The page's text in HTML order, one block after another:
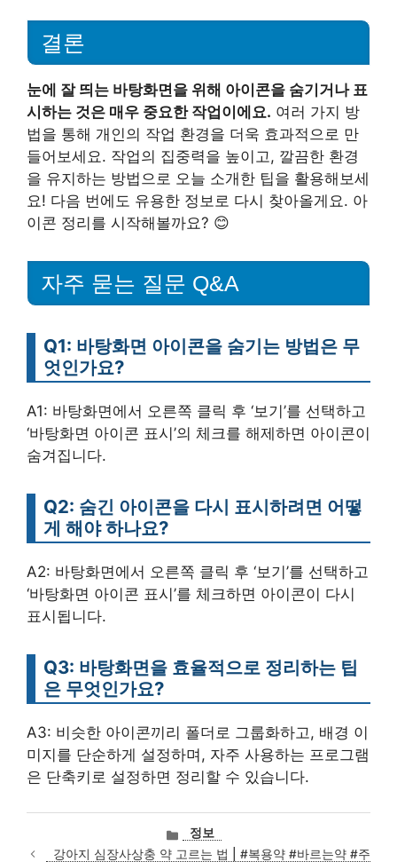
결론
눈에 잘 띄는 바탕화면을 위해 아이콘을 숨기거나 표
시하는 것은 매우 중요한 작업이에요. 여러 가지 방
법을 통해 개인의 작업 환경을 더욱 효과적으로 만
들어보세요. 작업의 집중력을 높이고, 깔끔한 환경
을 유지하는 방법으로 오늘 소개한 팁을 활용해보세
요! 다음 번에도 유용한 정보로 다시 찾아올게요. 아
이콘 정리를 시작해볼까요? 😊
자주 묻는 질문 Q&A
Q1: 바탕화면 아이콘을 숨기는 방법은 무
엇인가요?
A1: 바탕화면에서 오른쪽 클릭 후 ‘보기’를 선택하고
‘바탕화면 아이콘 표시’의 체크를 해제하면 아이콘이
숨겨집니다.
Q2: 숨긴 아이콘을 다시 표시하려면 어떻
게 해야 하나요?
A2: 바탕화면에서 오른쪽 클릭 후 ‘보기’를 선택하고
‘바탕화면 아이콘 표시’를 체크하면 아이콘이 다시
표시됩니다.
Q3: 바탕화면을 효율적으로 정리하는 팁
은 무엇인가요?
A3: 비슷한 아이콘끼리 폴더로 그룹화하고, 배경 이
미지를 단순하게 설정하며, 자주 사용하는 프로그램
은 단축키로 설정하면 정리할 수 있습니다.
카
테
정보
강아지 심장사상충 약 고르는 법 | #복용약 #바르는약 #주